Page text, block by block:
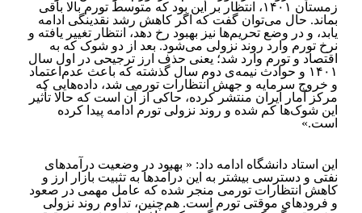
زمستان ۱۴۰۱، انتظار بر این بود که متوسط تورم بالا باقی
بماند. حال می‌توان گفت که اگر کاهش رشد نقدینگی ادامه
یابد، و در وضع تحریم‌ها نیز بهبود رخ دهد، انتظار تغییر یافته و
نرخ تورم وارد روند نزولی می‌شود. بعد از دو شوک که به
اقتصاد و تورم وارد شد؛ یعنی حذف ارز ترجیحی در اول سال
۱۴۰۱ و حوادث نیمه‌ی دوم سال گذشته که باعث عدم‌اعتماد
و خروج سرمایه و جهش انتظارات تورمی شد، داده‌هایی که
مرکز آمار ایران منتشر کرده، حاکی از آن است که حالا تأثیر
این شوک‌ها کم شده و روند نزولی تورم ادامه پیدا کرده
است.»
این استاد دانشگاه ادامه داد:‌ « بهبود در وضعیت درآمدهای
نفتی و دسترسی بیشتر به این درآمدها به تثبیت بازار ارز و
کاهش انتظارات تورمی منجر شده که عامل مهمی در صعود
و فرودهای موقتی تورم است. هم‌چنین، تداوم روند نزولی